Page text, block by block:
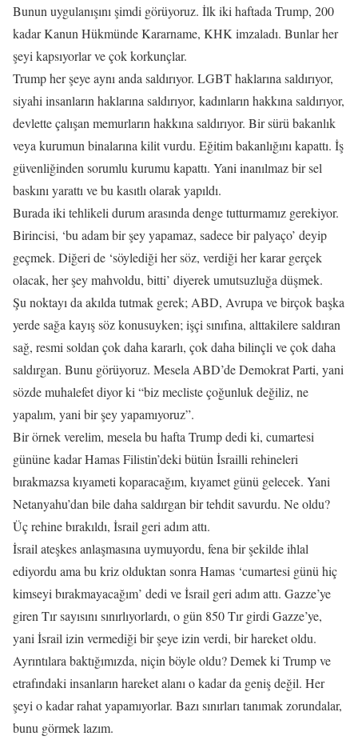
Bunun uygulanışını şimdi görüyoruz. İlk iki haftada Trump, 200
kadar Kanun Hükmünde Kararname, KHK imzaladı. Bunlar her
şeyi kapsıyorlar ve çok korkunçlar.
Trump her şeye aynı anda saldırıyor. LGBT haklarına saldırıyor,
siyahi insanların haklarına saldırıyor, kadınların hakkına saldırıyor,
devlette çalışan memurların hakkına saldırıyor. Bir sürü bakanlık
veya kurumun binalarına kilit vurdu. Eğitim bakanlığını kapattı. İş
güvenliğinden sorumlu kurumu kapattı. Yani inanılmaz bir sel
baskını yarattı ve bu kasıtlı olarak yapıldı.
Burada iki tehlikeli durum arasında denge tutturmamız gerekiyor.
Birincisi, ‘bu adam bir şey yapamaz, sadece bir palyaço’ deyip
geçmek. Diğeri de ‘söylediği her söz, verdiği her karar gerçek
olacak, her şey mahvoldu, bitti’ diyerek umutsuzluğa düşmek.
Şu noktayı da akılda tutmak gerek; ABD, Avrupa ve birçok başka
yerde sağa kayış söz konusuyken; işçi sınıfına, alttakilere saldıran
sağ, resmi soldan çok daha kararlı, çok daha bilinçli ve çok daha
saldırgan. Bunu görüyoruz. Mesela ABD’de Demokrat Parti, yani
sözde muhalefet diyor ki “biz mecliste çoğunluk değiliz, ne
yapalım, yani bir şey yapamıyoruz”.
Bir örnek verelim, mesela bu hafta Trump dedi ki, cumartesi
gününe kadar Hamas Filistin’deki bütün İsrailli rehineleri
bırakmazsa kıyameti koparacağım, kıyamet günü gelecek. Yani
Netanyahu’dan bile daha saldırgan bir tehdit savurdu. Ne oldu?
Üç rehine bırakıldı, İsrail geri adım attı.
İsrail ateşkes anlaşmasına uymuyordu, fena bir şekilde ihlal
ediyordu ama bu kriz olduktan sonra Hamas ‘cumartesi günü hiç
kimseyi bırakmayacağım’ dedi ve İsrail geri adım attı. Gazze’ye
giren Tır sayısını sınırlıyorlardı, o gün 850 Tır girdi Gazze’ye,
yani İsrail izin vermediği bir şeye izin verdi, bir hareket oldu.
Ayrıntılara baktığımızda, niçin böyle oldu? Demek ki Trump ve
etrafındaki insanların hareket alanı o kadar da geniş değil. Her
şeyi o kadar rahat yapamıyorlar. Bazı sınırları tanımak zorundalar,
bunu görmek lazım.